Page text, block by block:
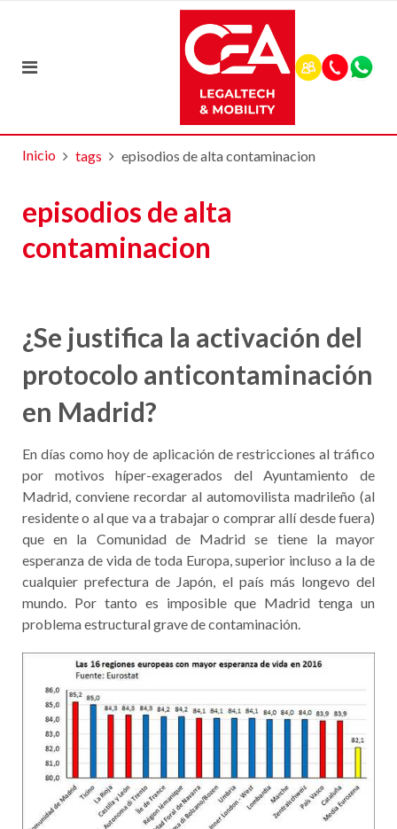
Inicio tags episodios de alta contaminacion
episodios de alta
contaminacion
¿Se justifica la activación del
protocolo anticontaminación
en Madrid?
En días como hoy de aplicación de restricciones al tráfico
por motivos híper-exagerados del Ayuntamiento de
Madrid, conviene recordar al automovilista madrileño (al
residente o al que va a trabajar o comprar allí desde fuera)
que en la Comunidad de Madrid se tiene la mayor
esperanza de vida de toda Europa, superior incluso a la de
cualquier prefectura de Japón, el país más longevo del
mundo. Por tanto es imposible que Madrid tenga un
problema estructural grave de contaminación.